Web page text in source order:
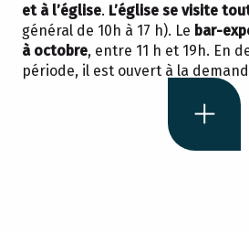
et à l’église. L’église se visite
général de 10h à 17 h). Le bar-
à octobre, entre 11 h et 19h. En
période, il est ouvert à la